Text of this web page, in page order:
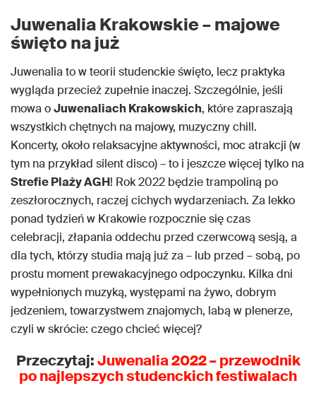
Juwenalia Krakowskie – majowe
święto na już
Juwenalia to w teorii studenckie święto, lecz praktyka
wygląda przecież zupełnie inaczej. Szczególnie, jeśli
mowa oJuwenaliach Krakowskich, które zapraszają
wszystkich chętnych na majowy, muzyczny chill.
Koncerty, około relaksacyjne aktywności, moc atrakcji (w
tym na przykład silent disco) – to i jeszcze więcej tylko na
Strefie Plaży AGH! Rok 2022 będzie trampoliną po
zeszłorocznych, raczej cichych wydarzeniach. Za lekko
ponad tydzień w Krakowie rozpocznie się czas
celebracji, złapania oddechu przed czerwcową sesją, a
dla tych, którzy studia mają już za – lub przed – sobą, po
prostu moment prewakacyjnego odpoczynku. Kilka dni
wypełnionych muzyką, występami na żywo, dobrym
jedzeniem, towarzystwem znajomych, labą w plenerze,
czyli w skrócie: czego chcieć więcej?
Przeczytaj:Juwenalia 2022 – przewodnik
po najlepszych studenckich festiwalach